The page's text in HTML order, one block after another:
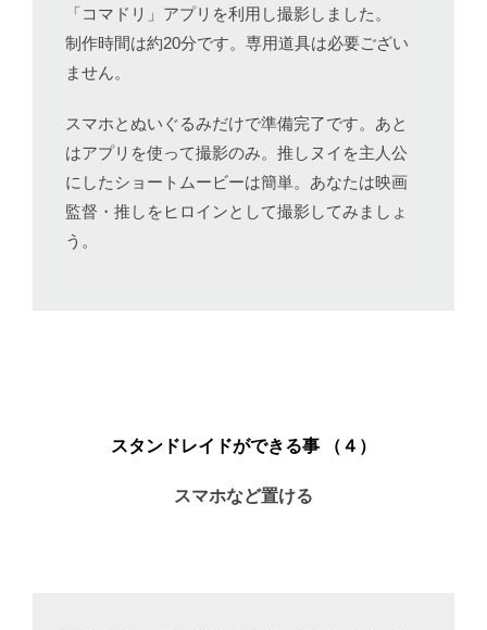
「コマドリ」アプリを利用し撮影しました。
制作時間は約20分です。専用道具は必要ござい
ません。
スマホとぬいぐるみだけで準備完了です。あと
はアプリを使って撮影のみ。推しヌイを主人公
にしたショートムービーは簡単。あなたは映画
監督・推しをヒロインとして撮影してみましょ
う。
スタンドレイドができる事 （４）
スマホなど置ける